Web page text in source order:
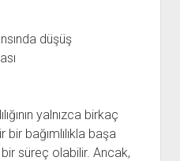
düşüş
yalnızca birkaç
bağımlılıkla başa
süreç olabilir. Ancak,